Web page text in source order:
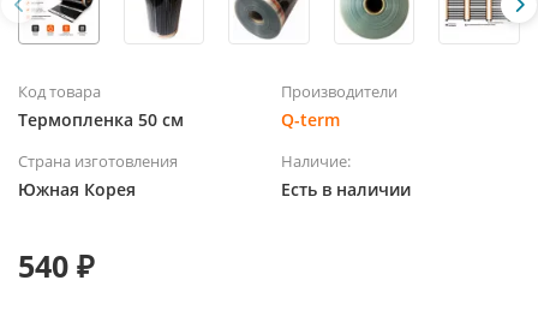
Код товара
Термопленка 50 см
Производители
Q-term
Страна изготовления
Южная Корея
Наличие:
Есть в наличии
540 ₽